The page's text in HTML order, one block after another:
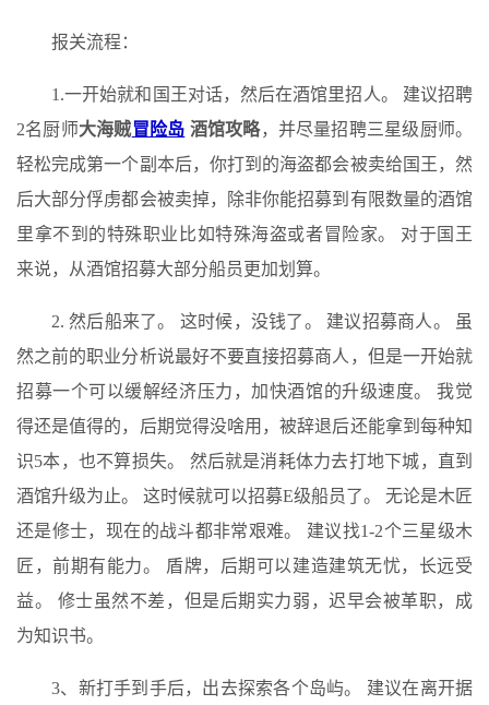
报关流程：
1.一开始就和国王对话，然后在酒馆里招人。 建议招聘
2名厨师大海贼冒险岛 酒馆攻略，并尽量招聘三星级厨师。
轻松完成第一个副本后，你打到的海盗都会被卖给国王，然
后大部分俘虏都会被卖掉，除非你能招募到有限数量的酒馆
里拿不到的特殊职业比如特殊海盗或者冒险家。 对于国王
来说，从酒馆招募大部分船员更加划算。
2. 然后船来了。 这时候，没钱了。 建议招募商人。 虽
然之前的职业分析说最好不要直接招募商人，但是一开始就
招募一个可以缓解经济压力，加快酒馆的升级速度。 我觉
得还是值得的，后期觉得没啥用，被辞退后还能拿到每种知
识5本，也不算损失。 然后就是消耗体力去打地下城，直到
酒馆升级为止。 这时候就可以招募E级船员了。 无论是木匠
还是修士，现在的战斗都非常艰难。 建议找1-2个三星级木
匠，前期有能力。 盾牌，后期可以建造建筑无忧，长远受
益。 修士虽然不差，但是后期实力弱，迟早会被革职，成
为知识书。
3、新打手到手后，出去探索各个岛屿。 建议在离开据